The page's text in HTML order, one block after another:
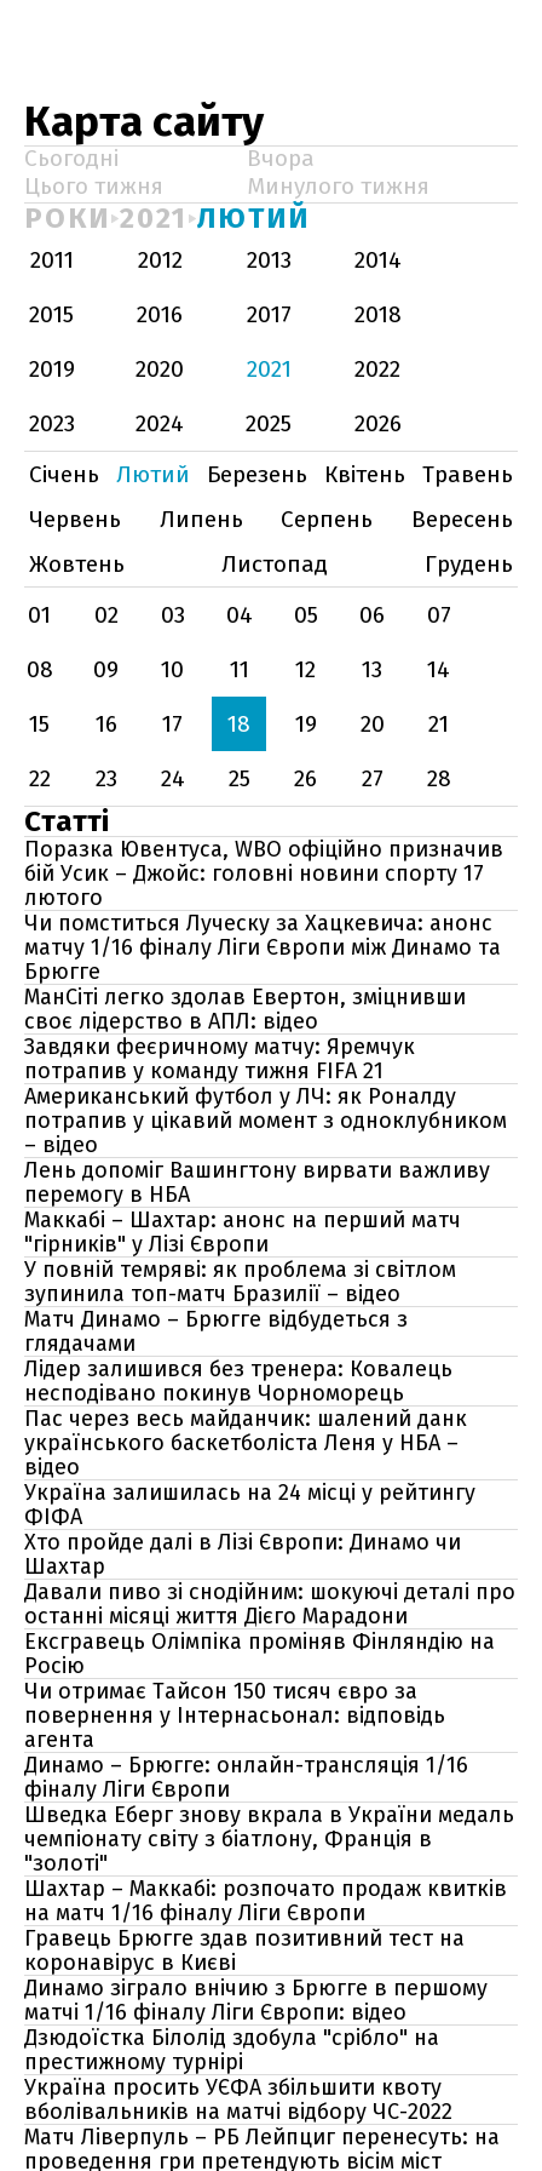
Карта сайту
Сьогодні
Вчора
Цього тижня
Минулого тижня
РОКИ 2021 ЛЮТИЙ
2011 2012 2013
2014
2015
2016 2017
2018
2019
2020 2021
2022
2023
2024 2025
2026
Січень
Лютий Березень Квітень
Травень
Червень
Липень Серпень
Вересень
Жовтень
Листопад
Грудень
01
02 03 04 05 06
07
08
09 10 11 12 13
14
15
16 17 18 19 20
21
22
23 24 25 26 27 28
Статті
Поразка Ювентуса, WBO офіційно призначив
бій Усик – Джойс: головні новини спорту 17
лютого
Чи помститься Луческу за Хацкевича: анонс
матчу 1/16 фіналу Ліги Європи між Динамо та
Брюгге
МанСіті легко здолав Евертон, зміцнивши
своє лідерство в АПЛ: відео
Завдяки феєричному матчу: Яремчук
потрапив у команду тижня FIFA 21
Американський футбол у ЛЧ: як Роналду
потрапив у цікавий момент з одноклубником
– відео
Лень допоміг Вашингтону вирвати важливу
перемогу в НБА
Маккабі – Шахтар: анонс на перший матч
"гірників" у Лізі Європи
У повній темряві: як проблема зі світлом
зупинила топ-матч Бразилії – відео
Матч Динамо – Брюгге відбудеться з
глядачами
Лідер залишився без тренера: Ковалець
несподівано покинув Чорноморець
Пас через весь майданчик: шалений данк
українського баскетболіста Леня у НБА –
відео
Україна залишилась на 24 місці у рейтингу
ФІФА
Хто пройде далі в Лізі Європи: Динамо чи
Шахтар
Давали пиво зі снодійним: шокуючі деталі про
останні місяці життя Дієго Марадони
Ексгравець Олімпіка проміняв Фінляндію на
Росію
Чи отримає Тайсон 150 тисяч євро за
повернення у Інтернасьонал: відповідь
агента
Динамо – Брюгге: онлайн-трансляція 1/16
фіналу Ліги Європи
Шведка Еберг знову вкрала в України медаль
чемпіонату світу з біатлону, Франція в
"золоті"
Шахтар – Маккабі: розпочато продаж квитків
на матч 1/16 фіналу Ліги Європи
Гравець Брюгге здав позитивний тест на
коронавірус в Києві
Динамо зіграло внічию з Брюгге в першому
матчі 1/16 фіналу Ліги Європи: відео
Дзюдоїстка Білолід здобула "срібло" на
престижному турнірі
Україна просить УЄФА збільшити квоту
вболівальників на матчі відбору ЧС-2022
Матч Ліверпуль – РБ Лейпциг перенесуть: на
проведення гри претендують вісім міст